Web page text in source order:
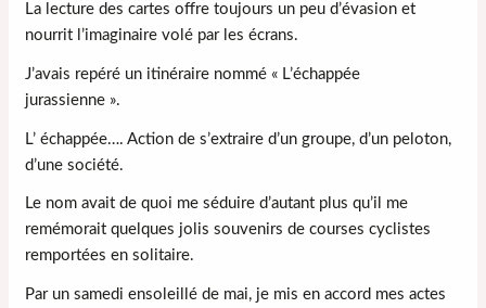
La lecture des cartes offre toujours un peu d’évasion et
nourrit l’imaginaire volé par les écrans.
J’avais repéré un itinéraire nommé « L’échappée
jurassienne ».
L’ échappée…. Action de s’extraire d’un groupe, d’un peloton,
d’une société.
Le nom avait de quoi me séduire d’autant plus qu’il me
remémorait quelques jolis souvenirs de courses cyclistes
remportées en solitaire.
Par un samedi ensoleillé de mai, je mis en accord mes actes